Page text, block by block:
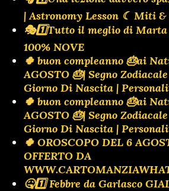
| Astronomy Lesson ☾ Miti
🎭1️⃣Tutto il meglio di Marta
100% NOVE
🍀 buon compleanno 🎂ai
AGOSTO 🎂| Segno
Giorno Di Nascita |
🍀 buon compleanno 🎂ai
AGOSTO 🎂| Segno
Giorno Di Nascita |
🍀 OROSCOPO DEL 6
OFFERTO DA
🤒1️⃣ Febbre da Garlasco